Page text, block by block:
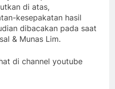
di atas,
kesepakatan hasil
dibacakan pada saat
& Munas Lim.
di channel youtube